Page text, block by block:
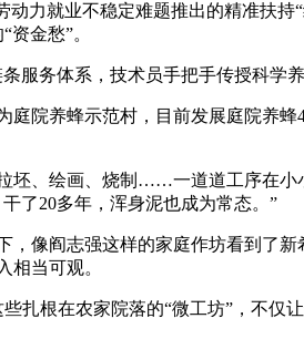
就业不稳定难题推出的精准扶持
金愁”。
务体系，技术员手把手传授科学
养蜂示范村，目前发展庭院养蜂
、绘画、烧制……一道道工序在小
了20多年，浑身泥也成为常态。”
阎志强这样的家庭作坊看到了新
相当可观。
根在农家院落的“微工坊”，不仅让